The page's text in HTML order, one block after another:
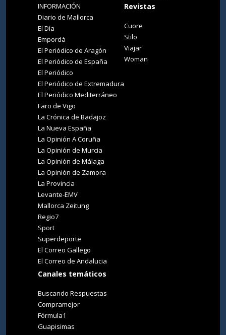
INFORMACIÓN
Diario de Mallorca
El Día
Empordà
El Periódico de Aragón
El Periódico de España
El Periódico
El Periódico de Extremadura
El Periódico Mediterráneo
Faro de Vigo
La Crónica de Badajoz
La Nueva España
La Opinión A Coruña
La Opinión de Murcia
La Opinión de Málaga
La Opinión de Zamora
La Provincia
Levante-EMV
Mallorca Zeitung
Regio7
Sport
Superdeporte
El Correo Gallego
El Correo de Andalucia
Canales temáticos
Buscando Respuestas
Compramejor
Fórmula1
Guapisimas
Revistas
Cuore
Stilo
Viajar
Woman